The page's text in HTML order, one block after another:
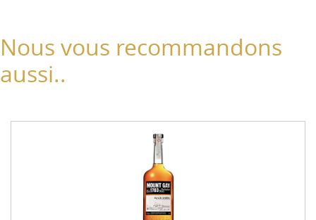
Nous vous recommandons
aussi..